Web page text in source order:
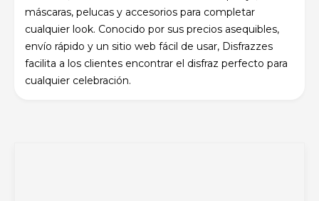
máscaras, pelucas y accesorios para completar
cualquier look. Conocido por sus precios asequibles,
envío rápido y un sitio web fácil de usar, Disfrazzes
facilita a los clientes encontrar el disfraz perfecto para
cualquier celebración.